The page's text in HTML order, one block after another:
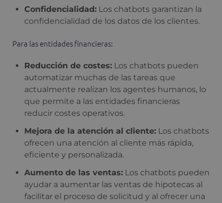
Confidencialidad: Los chatbots garantizan la
confidencialidad de los datos de los clientes.
Para las entidades financieras:
Reducción de costes: Los chatbots pueden
automatizar muchas de las tareas que
actualmente realizan los agentes humanos, lo
que permite a las entidades financieras
reducir costes operativos.
Mejora de la atención al cliente: Los chatbots
ofrecen una atención al cliente más rápida,
eficiente y personalizada.
Aumento de las ventas: Los chatbots pueden
ayudar a aumentar las ventas de hipotecas al
facilitar el proceso de solicitud y al ofrecer una